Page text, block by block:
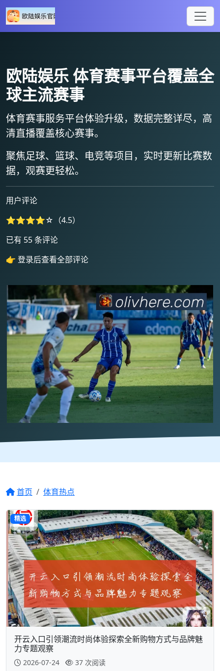
欧陆娱乐 体育赛事平台覆盖全
球主流赛事
体育赛事服务平台体验升级，数据完整详尽， 高
清直播覆盖核心赛事。
聚焦足球、篮球、电竞等项目， 实时更新比赛数
据，观赛更轻松。
用户评论
⭐⭐⭐⭐☆（4.5）
已有 55 条评论
👉 登录后查看全部评论
首页 体育热点
精选
开云入口引领潮流时尚体验探索全新购物方式与品牌魅
力专题观察
2026-07-24 37 次阅读